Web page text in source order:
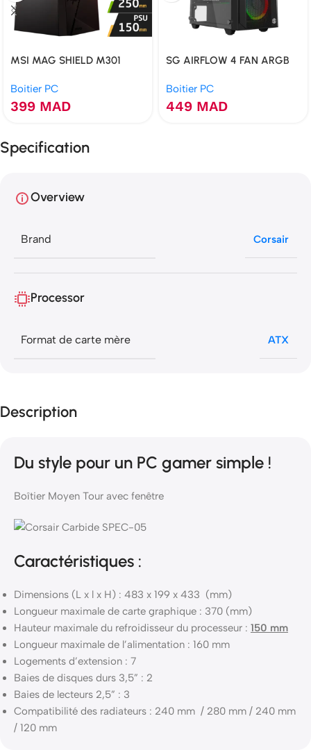
MSI MAG SHIELD M301
Boitier PC
399 MAD
SG AIRFLOW 4 FAN ARGB
Boitier PC
449 MAD
Specification
Overview
Brand Corsair
Processor
Format de carte mère ATX
Description
Du style pour un PC gamer simple !
Boîtier Moyen Tour avec fenêtre
Caractéristiques :
Dimensions (L x l x H) : 483 x 199 x 433 (mm)
Longueur maximale de carte graphique : 370 (mm)
Hauteur maximale du refroidisseur du processeur : 150 mm
Longueur maximale de l’alimentation : 160 mm
Logements d’extension : 7
Baies de disques durs 3,5” : 2
Baies de lecteurs 2,5” : 3
Compatibilité des radiateurs : 240 mm / 280 mm / 240 mm
/ 120 mm